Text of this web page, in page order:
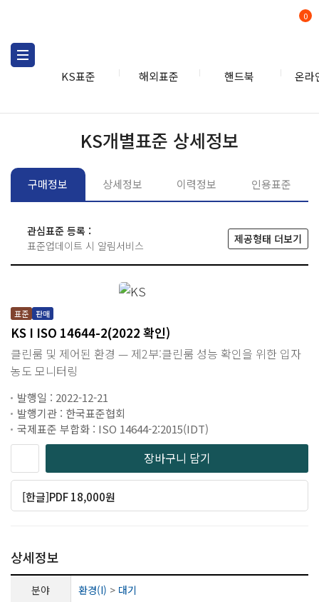
KS표준 해외표준 핸드북 온라
0
KS개별표준 상세정보
구매정보 상세정보 이력정보 인용표준
관심표준 등록 :
표준업데이트 시 알림서비스
제공형태 더보기
표준 판매
KS I ISO 14644-2(2022 확인)
클린룸 및 제어된 환경 — 제2부:클린룸 성능 확인을 위한 입자
농도 모니터링
발행일 : 2022-12-21
발행기관 : 한국표준협회
국제표준 부합화 : ISO 14644-2:2015(IDT)
장바구니 담기
[한글]PDF 18,000원
상세정보
분야 환경(I) > 대기